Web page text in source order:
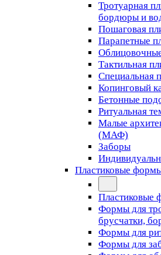
Тротуарная
бордюры и
Пошаговая
Парапетные
Тактильная
Специальная
Копинговый
Бетонные
Ритуальная
Малые
(МАФ)
Заборы
Пластиковые
Пластиковые
Формы для
брусчатки,
Формы для
Формы для